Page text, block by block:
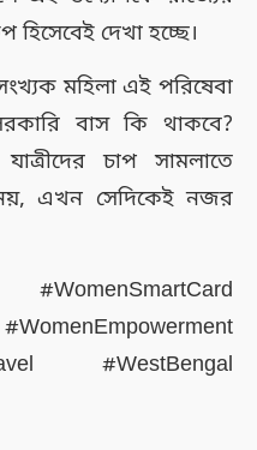
দেখা হচ্ছে।
মহিলা এই পরিষেবা
বাস কি থাকবে?
চাপ সামলাতে
এখন সেদিকেই নজর
#WestBengal